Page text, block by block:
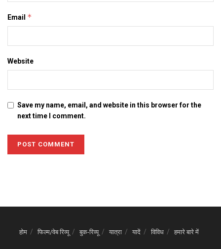
Email *
Website
Save my name, email, and website in this browser for the
next time I comment.
होम फिल्म/वेब रिव्यू बुक-रिव्यू यात्रा यादें विविध हमारे बारे में